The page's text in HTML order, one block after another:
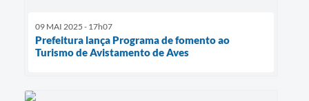
09 MAI 2025 - 17h07
Prefeitura lança Programa de fomento ao
Turismo de Avistamento de Aves